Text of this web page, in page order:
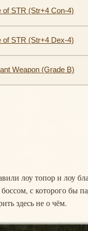
of STR (Str+4 Con-4)
of STR (Str+4 Dex-4)
Weapon (Grade B)
лоу топор и лоу
с которого бы
здесь не о чём.